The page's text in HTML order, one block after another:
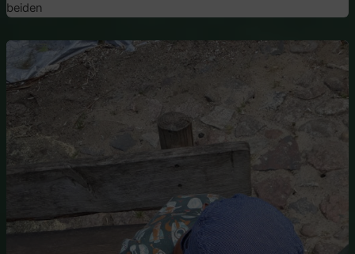
beiden